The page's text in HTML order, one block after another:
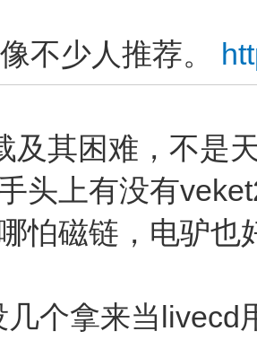
不少人推荐。
及其困难，不是
头上有没有
怕磁链，电驴也
几个拿来当livecd